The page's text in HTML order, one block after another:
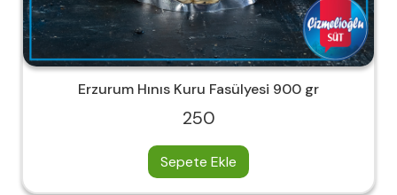
Erzurum Hınıs Kuru Fasülyesi 900 gr
250
Sepete Ekle